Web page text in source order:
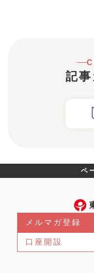
記
ペ
メルマガ登録
口座開設